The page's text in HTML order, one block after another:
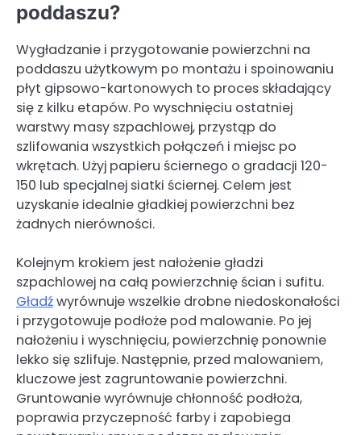
poddaszu?
Wygładzanie i przygotowanie powierzchni na
poddaszu użytkowym po montażu i spoinowaniu
płyt gipsowo-kartonowych to proces składający
się z kilku etapów. Po wyschnięciu ostatniej
warstwy masy szpachlowej, przystąp do
szlifowania wszystkich połączeń i miejsc po
wkrętach. Użyj papieru ściernego o gradacji 120-
150 lub specjalnej siatki ściernej. Celem jest
uzyskanie idealnie gładkiej powierzchni bez
żadnych nierówności.
Kolejnym krokiem jest nałożenie gładzi
szpachlowej na całą powierzchnię ścian i sufitu.
Gładźwyrównuje wszelkie drobne niedoskonałości
i przygotowuje podłoże pod malowanie. Po jej
nałożeniu i wyschnięciu, powierzchnię ponownie
lekko się szlifuje. Następnie, przed malowaniem,
kluczowe jest zagruntowanie powierzchni.
Gruntowanie wyrównuje chłonność podłoża,
poprawia przyczepność farby i zapobiega